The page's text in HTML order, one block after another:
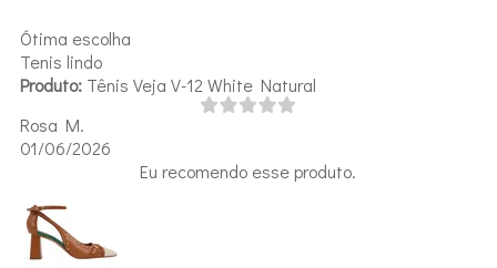
Ótima escolha
Tenis lindo
Produto:Tênis Veja V-12 White Natural
Rosa M.
01/06/2026
Eu recomendo esse produto.